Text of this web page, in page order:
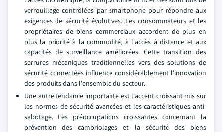
verrouillage contrôlées par smartphone pour répondre aux
exigences de sécurité évolutives. Les consommateurs et les
propriétaires de biens commerciaux accordent de plus en
plus la priorité à la commodité, à l'accès à distance et aux
capacités de surveillance améliorées. Cette transition des
serrures mécaniques traditionnelles vers des solutions de
sécurité connectées influence considérablement l'innovation
des produits dans l'ensemble du secteur.
Une autre tendance importante est l'accent croissant mis sur
les normes de sécurité avancées et les caractéristiques anti-
sabotage. Les préoccupations croissantes concernant la
prévention des cambriolages et la sécurité des biens